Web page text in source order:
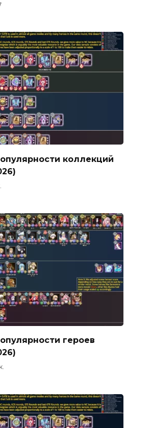
коллекций
героев